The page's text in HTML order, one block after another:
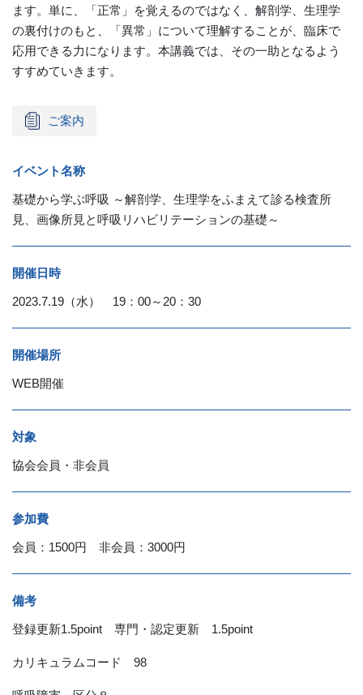
ます。単に、「正常」を覚えるのではなく、解剖学、生理学
の裏付けのもと、「異常」について理解することが、臨床で
応用できる力になります。本講義では、その一助となるよう
すすめていきます。
ご案内
イベント名称
基礎から学ぶ呼吸 ～解剖学、生理学をふまえて診る検査所
見、画像所見と呼吸リハビリテーションの基礎～
開催日時
2023.7.19（水） 19：00～20：30
開催場所
WEB開催
対象
協会会員・非会員
参加費
会員：1500円 非会員：3000円
備考
登録更新1.5point 専門・認定更新 1.5point
カリキュラムコード 98